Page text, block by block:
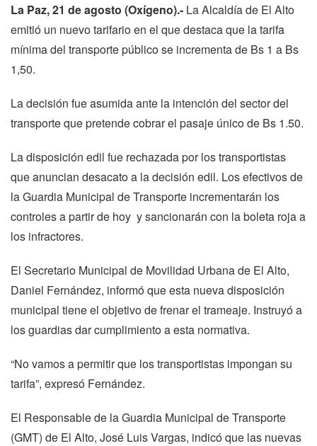
La Paz, 21 de agosto (Oxígeno).- La Alcaldía de El Alto
emitió un nuevo tarifario en el que destaca que la tarifa
mínima del transporte público se incrementa de Bs 1 a Bs
1,50.
La decisión fue asumida ante la intención del sector del
transporte que pretende cobrar el pasaje único de Bs 1.50.
La disposición edil fue rechazada por los transportistas
que anuncian desacato a la decisión edil. Los efectivos de
la Guardia Municipal de Transporte incrementarán los
controles a partir de hoy y sancionarán con la boleta roja a
los infractores.
El Secretario Municipal de Movilidad Urbana de El Alto,
Daniel Fernández, informó que esta nueva disposición
municipal tiene el objetivo de frenar el trameaje. Instruyó a
los guardias dar cumplimiento a esta normativa.
“No vamos a permitir que los transportistas impongan su
tarifa”, expresó Fernández.
El Responsable de la Guardia Municipal de Transporte
(GMT) de El Alto, José Luis Vargas, indicó que las nuevas